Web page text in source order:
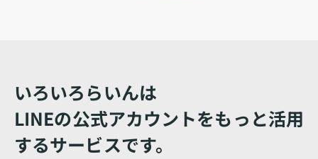
いろいろらいんは
LINEの公式アカウントをもっと活用
するサービスです。